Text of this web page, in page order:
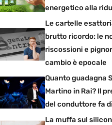
energetico alla
Le cartelle
brutto ricordo: le
riscossioni e
cambio è epocale
Quanto guadagna
Martino in Rai? Il
del conduttore fa
La muffa sul